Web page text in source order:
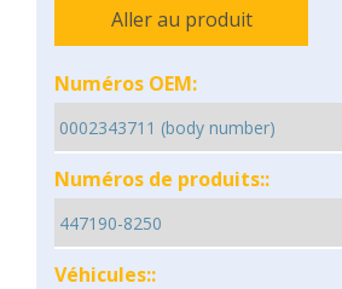
Aller au produit
Numéros OEM:
Numéros de produits::
Véhicules::